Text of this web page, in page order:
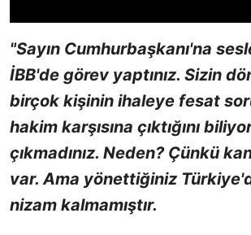
"Sayın Cumhurbaşkanı'na
İBB'de görev yaptınız. Sizin
birçok kişinin ihaleye fesat
hakim karşısına çıktığını
çıkmadınız. Neden? Çünkü
var. Ama yönettiğiniz
nizam kalmamıştır.